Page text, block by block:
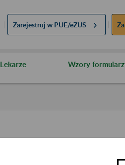
Zarejestruj w PUE/eZUS
Lekarze Wzory